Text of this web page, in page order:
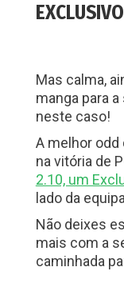
EXCLUSIVO
Mas calma,
manga para
neste caso!
A melhor odd
na vitória de
2.10, um
lado da
Não deixes
mais com a
caminhada